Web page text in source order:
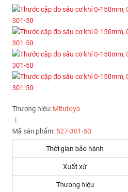
Thương hiệu: Mitutoyo
|
Mã sản phẩm: 527-301-50
Thời gian bảo hành
Xuất xứ
Thương hiệu